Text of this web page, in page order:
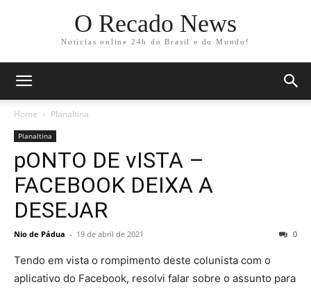
O Recado News
Noticias online 24h do Brasil e do Mundo!
Home Planaltina
Planaltina
pONTO DE vISTA –
FACEBOOK DEIXA A
DESEJAR
Nio de Pádua - 19 de abril de 2021 0
Tendo em vista o rompimento deste colunista com o
aplicativo do Facebook, resolvi falar sobre o assunto para